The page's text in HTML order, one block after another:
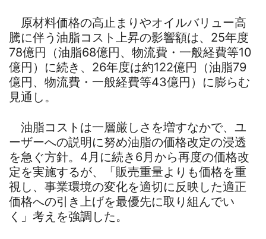
原材料価格の高止まりやオイルバリュー高
騰に伴う油脂コスト上昇の影響額は、25年度
78億円（油脂68億円、物流費・一般経費等10
億円）に続き、26年度は約122億円（油脂79
億円、物流費・一般経費等43億円）に膨らむ
見通し。
油脂コストは一層厳しさを増すなかで、ユ
ーザーへの説明に努め油脂の価格改定の浸透
を急ぐ方針。4月に続き6月から再度の価格改
定を実施するが、「販売重量よりも価格を重
視し、事業環境の変化を適切に反映した適正
価格への引き上げを最優先に取り組んでい
く」考えを強調した。